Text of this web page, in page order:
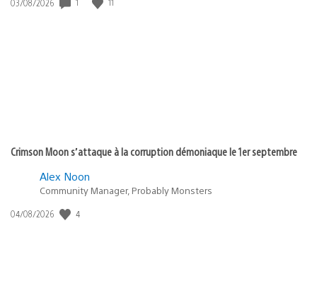
Crimson Moon s’attaque à la corruption démoniaque le 1er septembre
Alex Noon
Community Manager, Probably Monsters
Date
04/08/2026 4